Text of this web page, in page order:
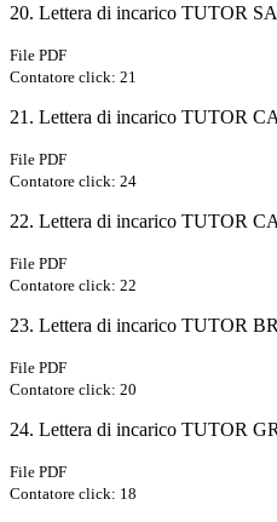
20. Lettera di incarico TUTOR
File PDF
Contatore click: 21
21. Lettera di incarico TUTOR
File PDF
Contatore click: 24
22. Lettera di incarico TUTOR
File PDF
Contatore click: 22
23. Lettera di incarico TUTOR
File PDF
Contatore click: 20
24. Lettera di incarico TUTOR
File PDF
Contatore click: 18